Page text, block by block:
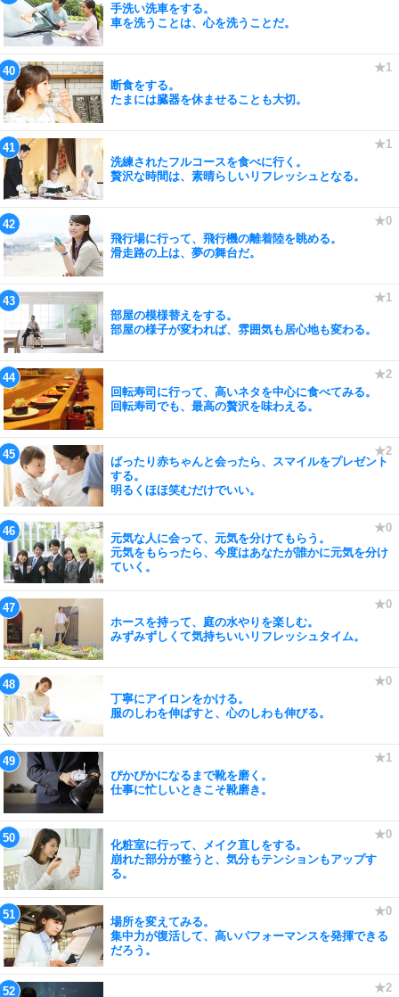
手洗い洗車をする。
車を洗うことは、心を洗うことだ。
断食をする。
たまには臓器を休ませることも大切。
洗練されたフルコースを食べに行く。
贅沢な時間は、素晴らしいリフレッシュとなる。
飛行場に行って、飛行機の離着陸を眺める。
滑走路の上は、夢の舞台だ。
部屋の模様替えをする。
部屋の様子が変われば、雰囲気も居心地も変わる。
回転寿司に行って、高いネタを中心に食べてみる。
回転寿司でも、最高の贅沢を味わえる。
ばったり赤ちゃんと会ったら、スマイルをプレゼント
する。
明るくほほ笑むだけでいい。
元気な人に会って、元気を分けてもらう。
元気をもらったら、今度はあなたが誰かに元気を分け
ていく。
ホースを持って、庭の水やりを楽しむ。
みずみずしくて気持ちいいリフレッシュタイム。
丁寧にアイロンをかける。
服のしわを伸ばすと、心のしわも伸びる。
ぴかぴかになるまで靴を磨く。
仕事に忙しいときこそ靴磨き。
化粧室に行って、メイク直しをする。
崩れた部分が整うと、気分もテンションもアップす
る。
場所を変えてみる。
集中力が復活して、高いパフォーマンスを発揮できる
だろう。